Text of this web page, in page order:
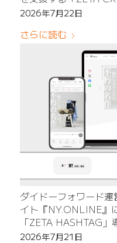
2026年7月22日
さらに読む
ダイドーフォワード
イト『NY.ONLINE』
「ZETA HASHTAG
品探索体験を強化
2026年7月21日